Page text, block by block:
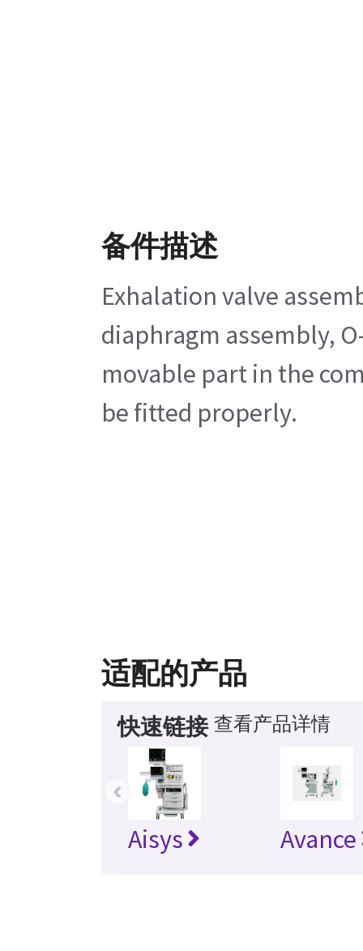
备件描述
Exhalation valve
diaphragm assembly,
movable part in the
be fitted properly.
适配的产品
快速链接 查看产品详情
Aisys Avance
‹